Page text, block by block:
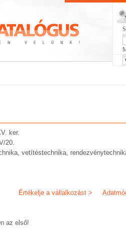
ker.
20.
vetítéstechnika,
Értékelje a vállalkozást >
az első!